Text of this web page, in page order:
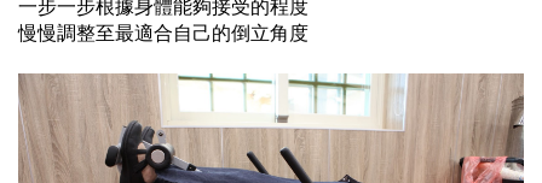
一步一步根據身體能夠接受的程度
慢慢調整至最適合自己的倒立角度